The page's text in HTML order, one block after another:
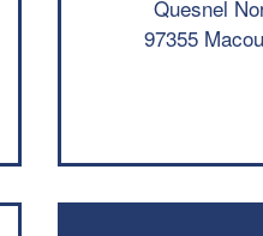
Quesnel
97355